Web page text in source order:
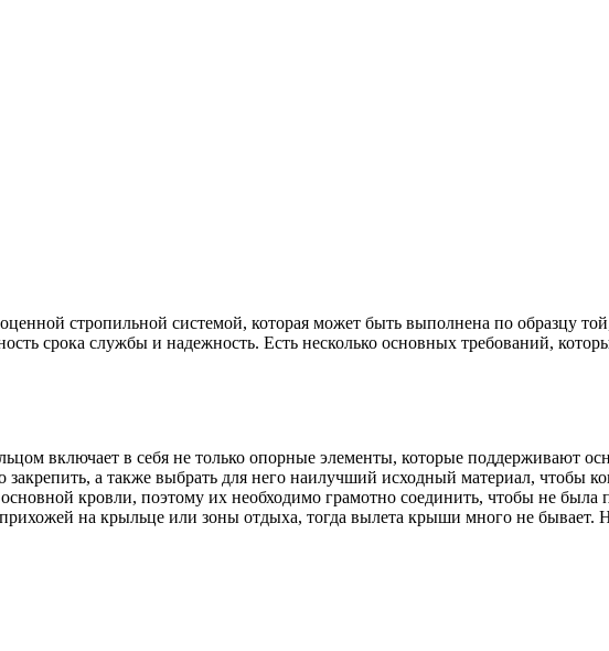
стропильной системой, которая может быть выполнена по образцу
срока службы и надежность. Есть несколько основных требований,
включает в себя не только опорные элементы, которые поддерживают
а также выбрать для него наилучший исходный материал, чтобы
кровли, поэтому их необходимо грамотно соединить, чтобы не была
на крыльце или зоны отдыха, тогда вылета крыши много не бывает.